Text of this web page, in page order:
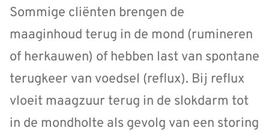
Sommige cliënten brengen de
maaginhoud terug in de mond (rumineren
of herkauwen) of hebben last van spontane
terugkeer van voedsel (reflux). Bij reflux
vloeit maagzuur terug in de slokdarm tot
in de mondholte als gevolg van een storing